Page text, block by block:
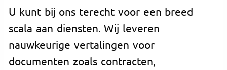
U kunt bij ons terecht voor een breed
scala aan diensten. Wij leveren
nauwkeurige vertalingen voor
documenten zoals contracten,